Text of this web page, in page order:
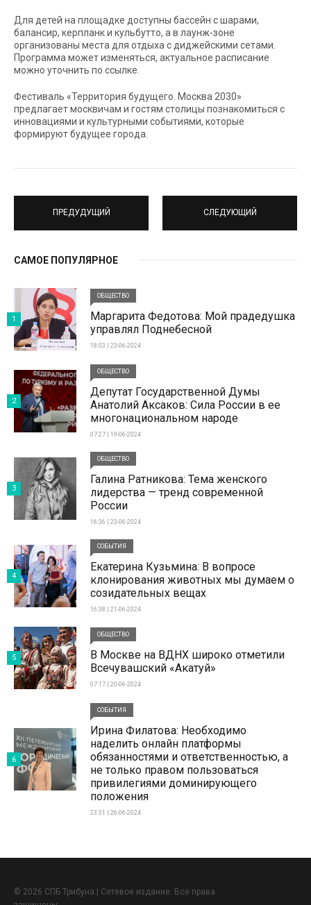
Для детей на площадке доступны бассейн с шарами,
балансир, керпланк и кульбутто, а в лаунж-зоне
организованы места для отдыха с диджейскими сетами.
Программа может изменяться, актуальное расписание
можно уточнить по ссылке.
Фестиваль «Территория будущего. Москва 2030»
предлагает москвичам и гостям столицы познакомиться с
инновациями и культурными событиями, которые
формируют будущее города.
ПРЕДУДУЩИЙ СЛЕДУЮЩИЙ
САМОЕ ПОПУЛЯРНОЕ
ОБЩЕСТВО
Маргарита Федотова: Мой прадедушка
управлял Поднебесной
18:03 | 23-06-2024
1
ОБЩЕСТВО
Депутат Государственной Думы
Анатолий Аксаков: Сила России в ее
многонациональном народе
07:27 | 19-06-2024
2
ОБЩЕСТВО
Галина Ратникова: Тема женского
лидерства — тренд современной
России
16:36 | 23-06-2024
3
СОБЫТИЯ
Екатерина Кузьмина: В вопросе
клонирования животных мы думаем о
созидательных вещах
16:38 | 21-06-2024
4
ОБЩЕСТВО
В Москве на ВДНХ широко отметили
Всечувашский «Акатуй»
07:17 | 20-06-2024
5
СОБЫТИЯ
Ирина Филатова: Необходимо
наделить онлайн платформы
обязанностями и ответственностью, а
не только правом пользоваться
привилегиями доминирующего
положения
23:31 | 26-06-2024
6
© 2026 СПБ Трибуна | Сетевое издание. Все права